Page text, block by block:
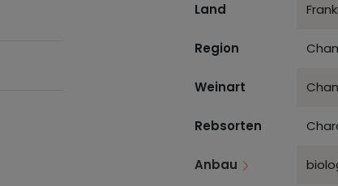
Land
Region
Weinart
Rebsorten
Anbau